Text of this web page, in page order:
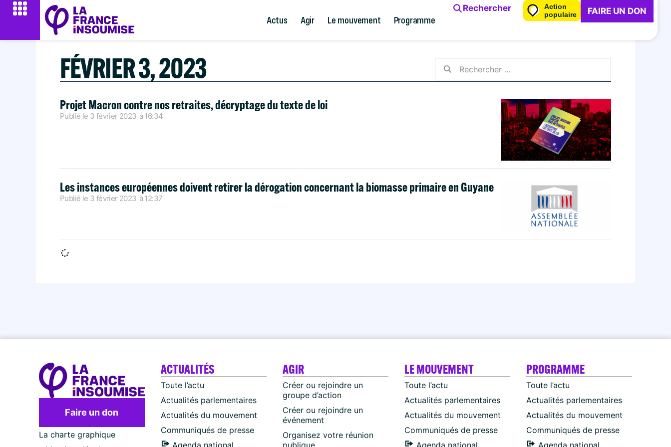
Actus Agir Le mouvement Programme
Rechercher
Action
populaire
FAIRE UN DON
FÉVRIER 3, 2023
Projet Macron contre nos retraites, décryptage du texte de loi
Publié le 3 février 2023 à 16:34
Les instances européennes doivent retirer la dérogation concernant la biomasse primaire en Guyane
Publié le 3 février 2023 à 12:37
Faire un don
La charte graphique
ACTUALITÉS
Toute l’actu
Actualités parlementaires
Actualités du mouvement
Communiqués de presse
Agenda national
AGIR
Créer ou rejoindre un
groupe d’action
Créer ou rejoindre un
événement
Organisez votre réunion
publique
LE MOUVEMENT
Toute l’actu
Actualités parlementaires
Actualités du mouvement
Communiqués de presse
Agenda national
PROGRAMME
Toute l’actu
Actualités parlementaires
Actualités du mouvement
Communiqués de presse
Agenda national